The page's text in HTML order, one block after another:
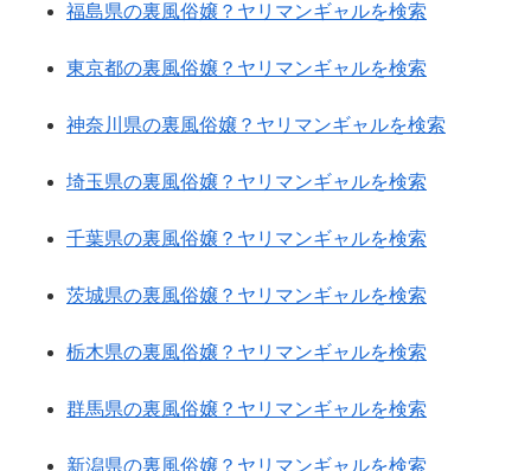
福島県の裏風俗嬢？ヤリマンギャルを検索
東京都の裏風俗嬢？ヤリマンギャルを検索
神奈川県の裏風俗嬢？ヤリマンギャルを検索
埼玉県の裏風俗嬢？ヤリマンギャルを検索
千葉県の裏風俗嬢？ヤリマンギャルを検索
茨城県の裏風俗嬢？ヤリマンギャルを検索
栃木県の裏風俗嬢？ヤリマンギャルを検索
群馬県の裏風俗嬢？ヤリマンギャルを検索
新潟県の裏風俗嬢？ヤリマンギャルを検索